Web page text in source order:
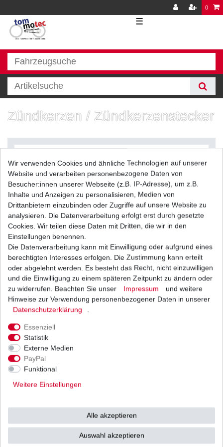
0
☰
Zündkerzen / Zündkerzenstecker
Filter
Zündkerze NGK CR9E, CR 9 E, CR9 E, CR 9E,
6263
UVP 13,30 € 9,31 € *
1 Stück | 9,31 € / Stück
inkl. ges. MwSt. zzgl.
Versand
Ab einem Warenwert von
500 Euro versenden wir
53783 Eitorf (
unbedingt Termin
Wir verwenden Cookies und ähnliche Technologien auf unserer
Website und verarbeiten personenbezogene Daten von
Besucher:innen unserer Webseite (z.B. IP-Adresse), um z.B.
Inhalte und Anzeigen zu personalisieren, Medien von
Drittanbietern einzubinden oder Zugriffe auf unsere Website zu
analysieren. Die Datenverarbeitung erfolgt erst durch gesetzte
Cookies. Wir teilen diese Daten mit Dritten, die wir in den
Einstellungen benennen.
Die Datenverarbeitung kann mit Einwilligung oder aufgrund eines
berechtigten Interesses erfolgen. Die Zustimmung kann erteilt
oder abgelehnt werden. Es besteht das Recht, nicht einzuwilligen
und die Einwilligung zu einem späteren Zeitpunkt zu ändern oder
zu widerrufen. Beachten Sie unser
Impressum
und weitere
Hinweise zur Verwendung personenbezogener Daten in unserer
Daten­schutz­erklärung
Essenziell
Statistik
Externe Medien
PayPal
Funktional
Weitere Einstellungen
Alle akzeptieren
Auswahl akzeptieren